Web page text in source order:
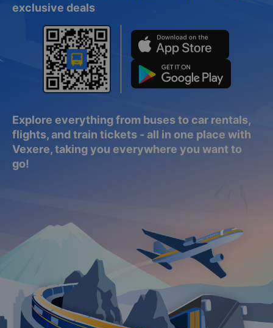
exclusive deals
Explore everything from buses to car rentals,
flights, and train tickets - all in one place with
Vexere, taking you everywhere you want to
go!